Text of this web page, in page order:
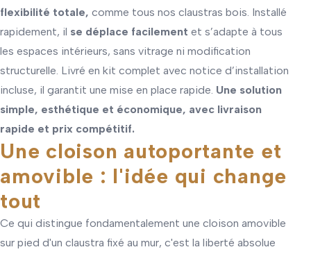
flexibilité totale, comme tous nos claustras bois . Installé
rapidement, il se déplace facilement et s’adapte à tous
les espaces intérieurs, sans vitrage ni modification
structurelle. Livré en kit complet avec notice d’installation
incluse, il garantit une mise en place rapide. Une solution
simple, esthétique et économique, avec livraison
rapide et prix compétitif.
Une cloison autoportante et
amovible : l'idée qui change
tout
Ce qui distingue fondamentalement une cloison amovible
sur pied d'un claustra fixé au mur, c'est la liberté absolue